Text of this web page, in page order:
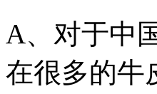
A、对于中
在很多的牛